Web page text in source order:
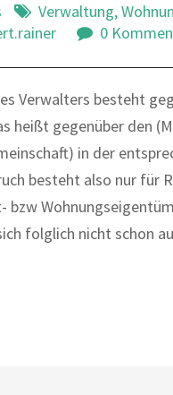
Verwaltung,
0
Verwalters besteht
heißt gegenüber den
in der
besteht also nur für
bzw
folglich nicht schon